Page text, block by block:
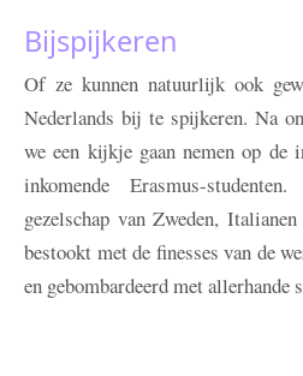
Bijspijkeren
Of ze kunnen natuurlijk ook
Nederlands bij te spijkeren. Na
we een kijkje gaan nemen op de
inkomende Erasmus-
gezelschap van Zweden,
bestookt met de finesses van de
en gebombardeerd met allerhande